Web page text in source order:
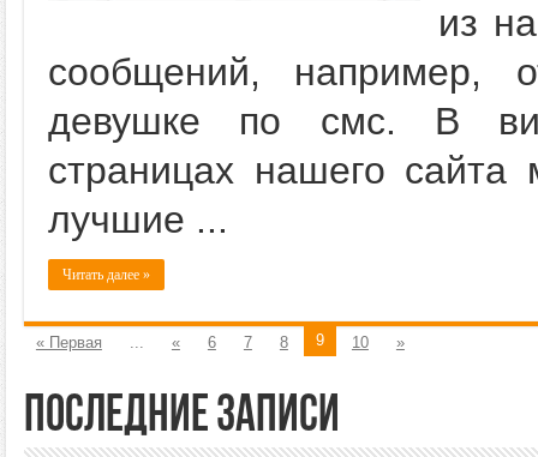
из
сообщений, например,
девушке по смс. В
страницах нашего
лучшие ...
Читать далее »
« Первая ... « 6 7 8 9 10 »
Последние записи